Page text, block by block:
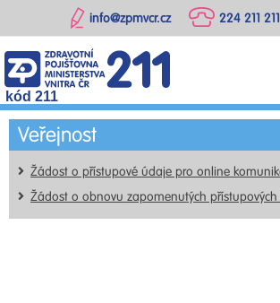
224 211 211
info@zpmvcr.cz
kód 211
Veřejnost
Žádost o přístupové údaje pro online
Žádost o obnovu zapomenutých